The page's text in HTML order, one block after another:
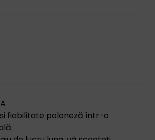
fiabilitate poloneză într-o